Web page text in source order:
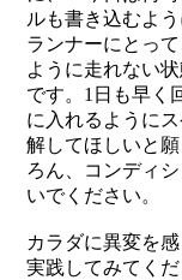
ルも書き込むよう
ランナーにとっ
ように走れない
です。1日も早く
に入れるように
解してほしいと
ろん、コンディ
いでください。
カラダに異変を
実践してみてくだ